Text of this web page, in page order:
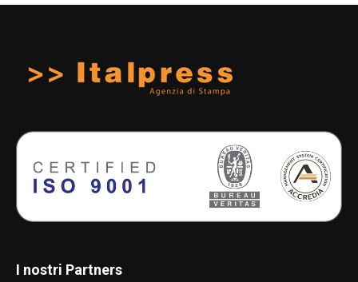
I nostri Partners